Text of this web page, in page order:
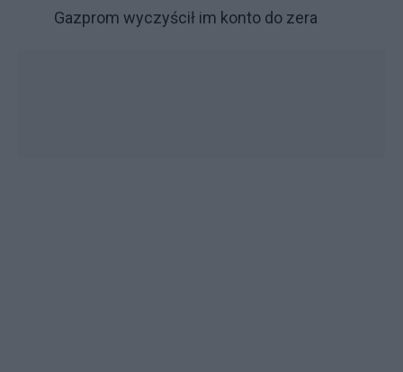
Gazprom wyczyścił im konto do zera